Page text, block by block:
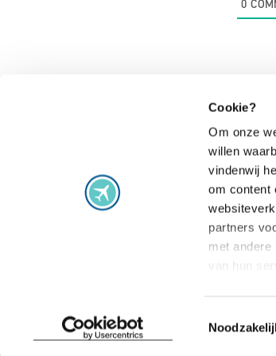
Cookie?
Om onze
willen
vindenwij
om content
partners
met andere
van hun
0
Vluchtproblemen
Vlucht vertraagd
Algemene voorwaarden Privacy